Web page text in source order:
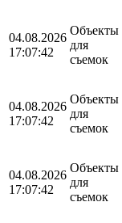
04.08.2026
17:07:42
Объекты
для
съемок
04.08.2026
17:07:42
Объекты
для
съемок
04.08.2026
17:07:42
Объекты
для
съемок